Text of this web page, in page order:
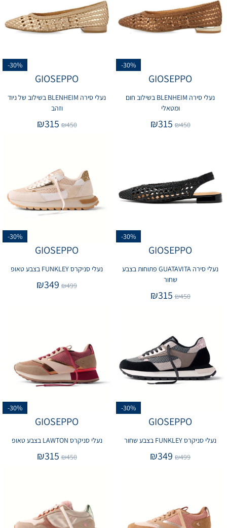
-30%
GIOSEPPO
נעלי סירה BLENHEIM בשילוב חום
ומטאלי
₪450
₪315
-30%
GIOSEPPO
נעלי סירה BLENHEIM בשילוב של ניוד
וזהב
₪450
₪315
-30%
GIOSEPPO
נעלי סירה GUATAVITA פתוחות בצבע
שחור
₪450
₪315
-30%
GIOSEPPO
נעלי סניקרס FUNKLEY בצבע טאופ
₪499
₪349
-30%
GIOSEPPO
נעלי סניקרס FUNKLEY בצבע שחור
₪499
₪349
-30%
GIOSEPPO
נעלי סניקרס LAWTON בצבע טאופ
₪450
₪315